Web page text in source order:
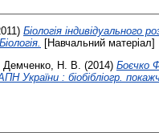
Біологія індивідуального
[Навчальний матеріал]
Демченко, Н. В. (2014) Боєчко
України : біобібліогр.